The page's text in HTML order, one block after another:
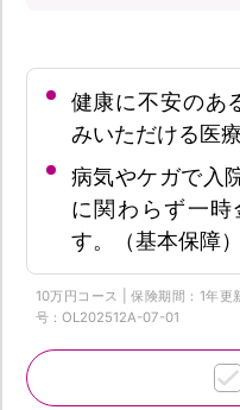
健康に不安のあ
みいただける医
病気やケガで入
に関わらず一
す。（基本保障）
10万円コース | 保険期間：1年
号：OL202512A-07-01